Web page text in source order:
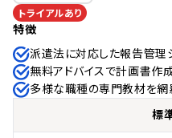
トライアルあり
特徴
派遣法に対応した報告管理
無料アドバイスで計画書作
多様な職種の専門教材を網
標